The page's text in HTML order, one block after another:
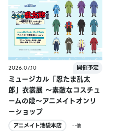
2026.07.10
ミュージカル「忍たま乱太
郎」衣裳展 ～素敵なコスチュ
ームの段～アニメイトオンリ
ーショップ
アニメイト池袋本店
…他